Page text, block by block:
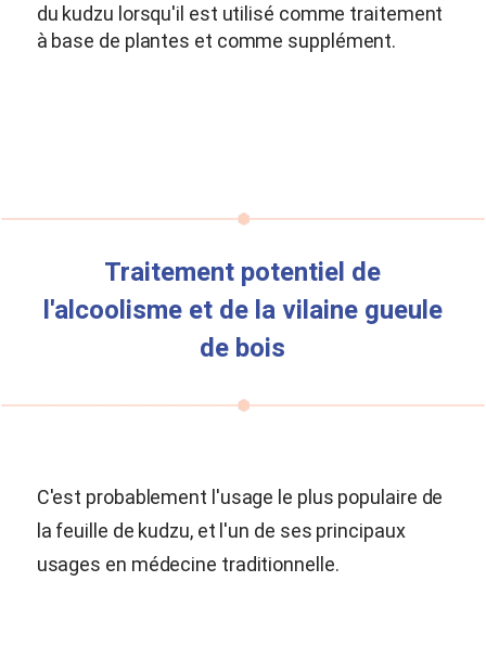
du kudzu lorsqu'il est utilisé comme traitement
à base de plantes et comme supplément.
Traitement potentiel de
l'alcoolisme et de la vilaine gueule
de bois
C'est probablement l'usage le plus populaire de
la feuille de kudzu, et l'un de ses principaux
usages en médecine traditionnelle.